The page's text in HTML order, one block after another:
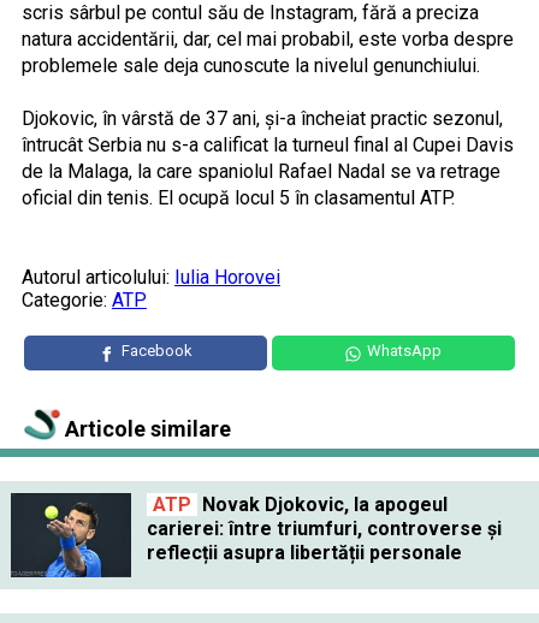
scris sârbul pe contul său de Instagram, fără a preciza
natura accidentării, dar, cel mai probabil, este vorba despre
problemele sale deja cunoscute la nivelul genunchiului.
Djokovic, în vârstă de 37 ani, și-a încheiat practic sezonul,
întrucât Serbia nu s-a calificat la turneul final al Cupei Davis
de la Malaga, la care spaniolul Rafael Nadal se va retrage
oficial din tenis. El ocupă locul 5 în clasamentul ATP.
Autorul articolului: Iulia Horovei
Categorie: ATP
Facebook WhatsApp
Articole similare
ATP Novak Djokovic, la apogeul
carierei: între triumfuri, controverse și
reflecții asupra libertății personale